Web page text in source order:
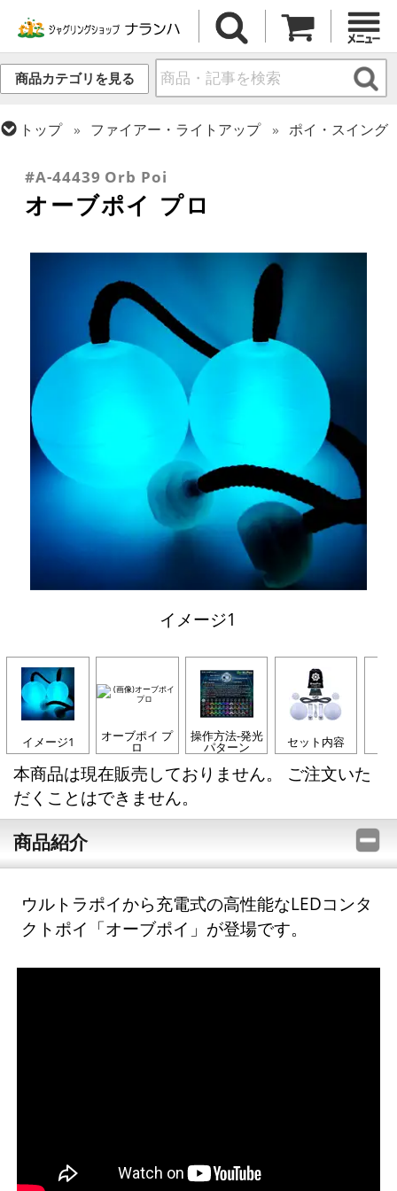
商品カテゴリを見る
トップ ファイアー・ライトアップ
ポイ・スイング
#A-44439 Orb Poi
オーブポイ プロ
イメージ1
イメージ1 オーブポイ プ
ロ
操作方法-発光
パターン セット内容
本商品は現在販売しておりません。 ご注文いた
だくことはできません。
商品紹介
ウルトラポイから充電式の高性能なLEDコンタ
クトポイ「オーブポイ」が登場です。